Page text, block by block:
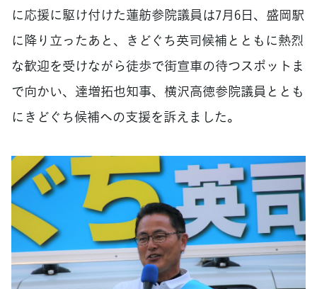
に応援に駆け付けた蓮舫参院議員は7月6日、盛岡駅
に降り立ったあと、きどぐち英司候補とともに熱烈
な歓迎を受けながら徒歩で街宣車の待つスポットま
で向かい、達増拓也知事、横沢高徳参院議員ととも
にきどぐち候補への支援を訴えました。